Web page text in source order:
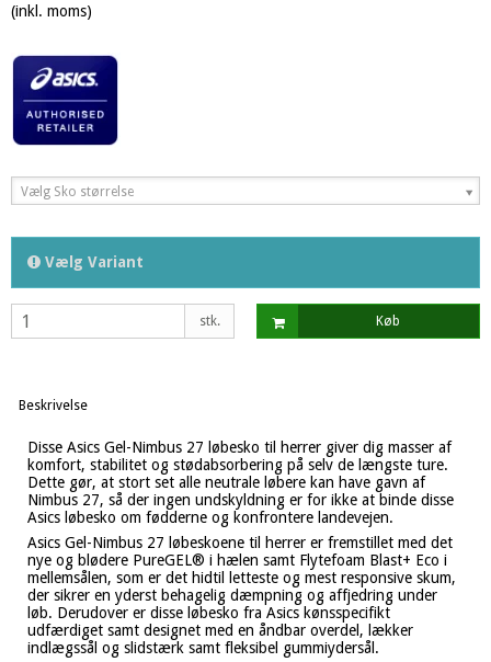
(inkl. moms)
Vælg Sko størrelse
Vælg Variant
stk. Køb
Beskrivelse
Disse Asics Gel-Nimbus 27 løbesko til herrer giver dig masser af
komfort, stabilitet og stødabsorbering på selv de længste ture.
Dette gør, at stort set alle neutrale løbere kan have gavn af
Nimbus 27, så der ingen undskyldning er for ikke at binde disse
Asics løbesko om fødderne og konfrontere landevejen.
Asics Gel-Nimbus 27 løbeskoene til herrer er fremstillet med det
nye og blødere PureGEL® i hælen samt Flytefoam Blast+ Eco i
mellemsålen, som er det hidtil letteste og mest responsive skum,
der sikrer en yderst behagelig dæmpning og affjedring under
løb. Derudover er disse løbesko fra Asics kønsspecifikt
udfærdiget samt designet med en åndbar overdel, lækker
indlægssål og slidstærk samt fleksibel gummiydersål.